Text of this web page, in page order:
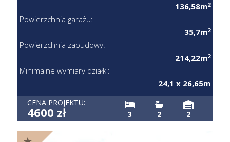
136,58m2
Powierzchnia garażu:
35,7m2
Powierzchnia zabudowy:
214,22m2
Minimalne wymiary działki:
24,1 x 26,65m
CENA PROJEKTU:
4600 zł